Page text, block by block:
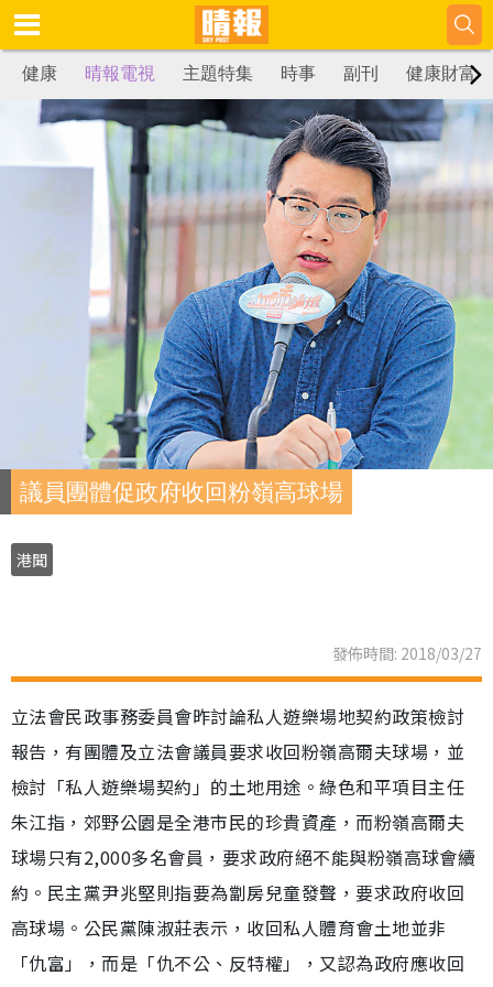
健康 晴報電視 主題特集 時事 副刊 健康財富
議員團體促政府收回粉嶺高球場
港聞
發佈時間: 2018/03/27
立法會民政事務委員會昨討論私人遊樂場地契約政策檢討
報告，有團體及立法會議員要求收回粉嶺高爾夫球場，並
檢討「私人遊樂場契約」的土地用途。綠色和平項目主任
朱江指，郊野公園是全港市民的珍貴資產，而粉嶺高爾夫
球場只有2,000多名會員，要求政府絕不能與粉嶺高球會續
約。民主黨尹兆堅則指要為劏房兒童發聲，要求政府收回
高球場。公民黨陳淑莊表示，收回私人體育會土地並非
「仇富」，而是「仇不公、反特權」，又認為政府應收回